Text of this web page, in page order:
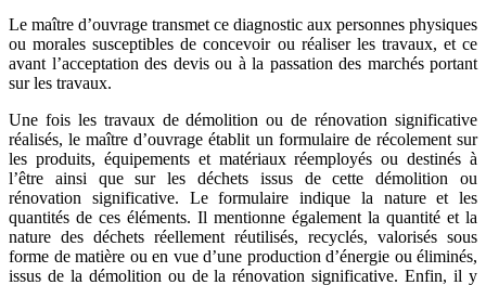
Le maître d’ouvrage transmet ce diagnostic aux personnes physiques
ou morales susceptibles de concevoir ou réaliser les travaux, et ce
avant l’acceptation des devis ou à la passation des marchés portant
sur les travaux.
Une fois les travaux de démolition ou de rénovation significative
réalisés, le maître d’ouvrage établit un formulaire de récolement sur
les produits, équipements et matériaux réemployés ou destinés à
l’être ainsi que sur les déchets issus de cette démolition ou
rénovation significative. Le formulaire indique la nature et les
quantités de ces éléments. Il mentionne également la quantité et la
nature des déchets réellement réutilisés, recyclés, valorisés sous
forme de matière ou en vue d’une production d’énergie ou éliminés,
issus de la démolition ou de la rénovation significative. Enfin, il y